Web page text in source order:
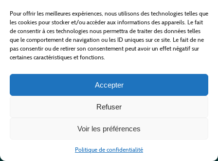
Pour offrir les meilleures expériences, nous utilisons des technologies telles que
les cookies pour stocker et/ou accéder aux informations des appareils. Le fait
de consentir à ces technologies nous permettra de traiter des données telles
que le comportement de navigation ou les ID uniques sur ce site. Le fait de ne
pas consentir ou de retirer son consentement peut avoir un effet négatif sur
certaines caractéristiques et fonctions.
Accepter
Refuser
Voir les préférences
Politique de confidentialité
LA SOURCE DU MOULIN DE CENARET
GORGES DU TARN CAUSSES
MORE